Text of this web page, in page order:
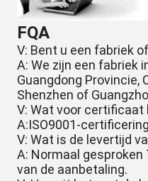
FQA
V: Bent u een fabriek
A: We zijn een fabriek
Guangdong Provincie,
Shenzhen of
V: Wat voor certificaat
A:ISO9001-
V: Wat is de levertijd
A: Normaal
van de aanbetaling.